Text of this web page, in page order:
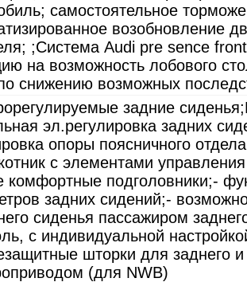
самостоятельное
возобновление
;Система Audi pre sence
на возможность лобового
снижению возможных
задние
эл.регулировка задних
опоры поясничного
с элементами
комфортные подголовники;-
задних сидений;-
сиденья пассажиром
с индивидуальной
шторки для заднего
(для NWB)